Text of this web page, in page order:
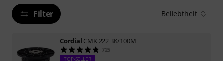
Filter Beliebtheit
Cordial CMK 222 BK/100M
725
TOP-SELLER